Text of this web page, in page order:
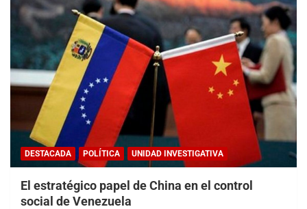
DESTACADA POLÍTICA UNIDAD INVESTIGATIVA
El estratégico papel de China en el control
social de Venezuela